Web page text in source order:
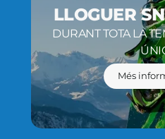
LLOGUER
DURANT TOTA LA
Més